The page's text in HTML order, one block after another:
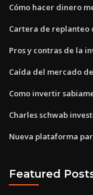
Cómo hacer dinero
Cartera de replanteo
Pros y contras de la
Caída del mercado
Como invertir
Charles schwab
Nueva plataforma
Featured